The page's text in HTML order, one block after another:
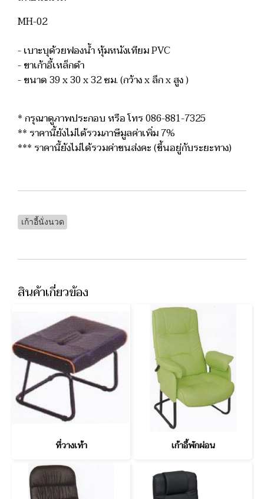
MH-02
- เบาะบุด้วยฟองน้ำ หุ้มหนังเทียม PVC
- ขาเก้าอี้เหล็กดำ
- ขนาด 39 x 30 x 32 ซม. (กว้าง x ลึก x สูง )
* กรุณาดูภาพประกอบ หรือ โทร 086-881-7325
** ราคานี้ยังไม่ได้รวมภาษีมูลค่าเพิ่ม 7%
*** ราคานี้ยังไม่ได้รวมค่าขนส่งคะ (ขึ้นอยู่กับระยะทาง)
เก้าอี้นั่งนวด
สินค้าเกี่ยวข้อง
ที่วางเท้า เก้าอี้พักผ่อน